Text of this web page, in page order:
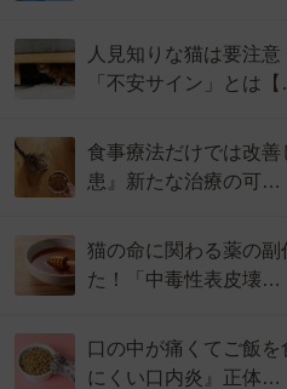
人見知りな猫は要注
「不安サイン」とは
食事療法だけでは改
患』新たな治療の可…
猫の命に関わる薬の
た！「中毒性表皮壊…
口の中が痛くてご飯
にくい口内炎』正体…